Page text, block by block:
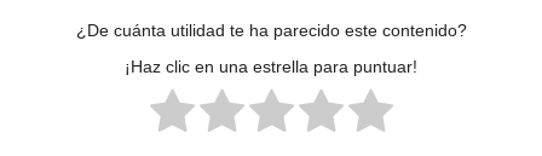
¿De cuánta utilidad te ha parecido este contenido?
¡Haz clic en una estrella para puntuar!